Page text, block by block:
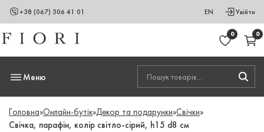
+38 (067) 506 41 01 EN Увійти
0 0
Меню
Головна»Онлайн-бутік»Декор та подарунки»Свічки»
Свічка, парафін, колір світло-сірий, h15 d8 см